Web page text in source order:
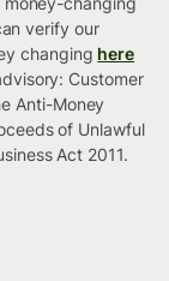
verify our
changing here
Customer
Anti-Money
of Unlawful
Act 2011.